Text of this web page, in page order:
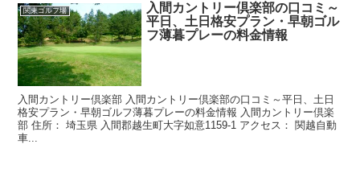
関東ゴルフ場
入間カントリー倶楽部の口コミ～
平日、土日格安プラン・早朝ゴル
フ薄暮プレーの料金情報
入間カントリー倶楽部 入間カントリー倶楽部の口コミ～平日、土日
格安プラン・早朝ゴルフ薄暮プレーの料金情報 入間カントリー倶楽
部 住所： 埼玉県 入間郡越生町大字如意1159-1 アクセス： 関越自動
車...